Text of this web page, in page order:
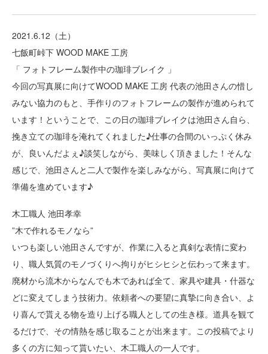
2021.6.12（土）
七飯町峠下 WOOD MAKE 工房
「 フォトフレーム製作中の珈琲ブレイク 」
今回の写真展に向けてWOOD MAKE 工房 代表の池田さんの惜し
みない協力のもと、手作りのフォトフレームの製作が進められて
います！ということで、この日の珈琲ブレイクは池田さん自ら、
挽き立ての珈琲を淹れてくれました♪仕事の合間のいっぷく休み
が、良いんだよぇ♪談笑しながら、美味しく頂きました！そんな
感じで、池田さんと二人で製作を楽しみながら、写真展に向けて
準備を進めています♪
木工職人 池田孝幸
”木で作れるモノなら”
いつも楽しい池田さんですが、作業に入ると真剣な表情に変わ
り、職人気質のモノづくりへ拘りがヒシヒシと伝わって来ます。
廃材から流木からなんでも木であれば全て、家具や建具・什器な
どに変えてしまう技術力。依頼者への要望に真摯に向き合い、よ
り喜んで貰える物を造り上げる職人としての生き様。道具を観て
るだけで、その情熱を感じ取ることが出来ます。この投稿でより
多くの方に知って貰いたい、木工職人の一人です。